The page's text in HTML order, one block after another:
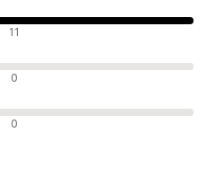
11
0
0